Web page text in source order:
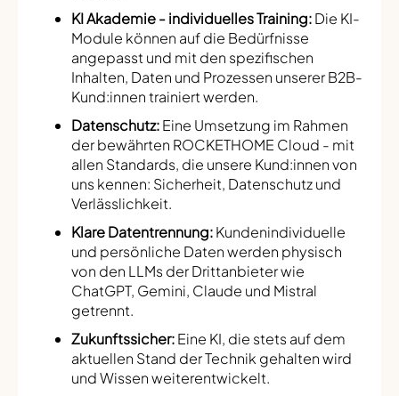
KI Akademie - individuelles Training:Die KI-
Module können auf die Bedürfnisse
angepasst und mit den spezifischen
Inhalten, Daten und Prozessen unserer B2B-
Kund:innen trainiert werden.
Datenschutz:Eine Umsetzung im Rahmen
der bewährten ROCKETHOME Cloud - mit
allen Standards, die unsere Kund:innen von
uns kennen: Sicherheit, Datenschutz und
Verlässlichkeit.
Klare Datentrennung:Kundenindividuelle
und persönliche Daten werden physisch
von den LLMs der Drittanbieter wie
ChatGPT, Gemini, Claude und Mistral
getrennt.
Zukunftssicher:Eine KI, die stets auf dem
aktuellen Stand der Technik gehalten wird
und Wissen weiterentwickelt.